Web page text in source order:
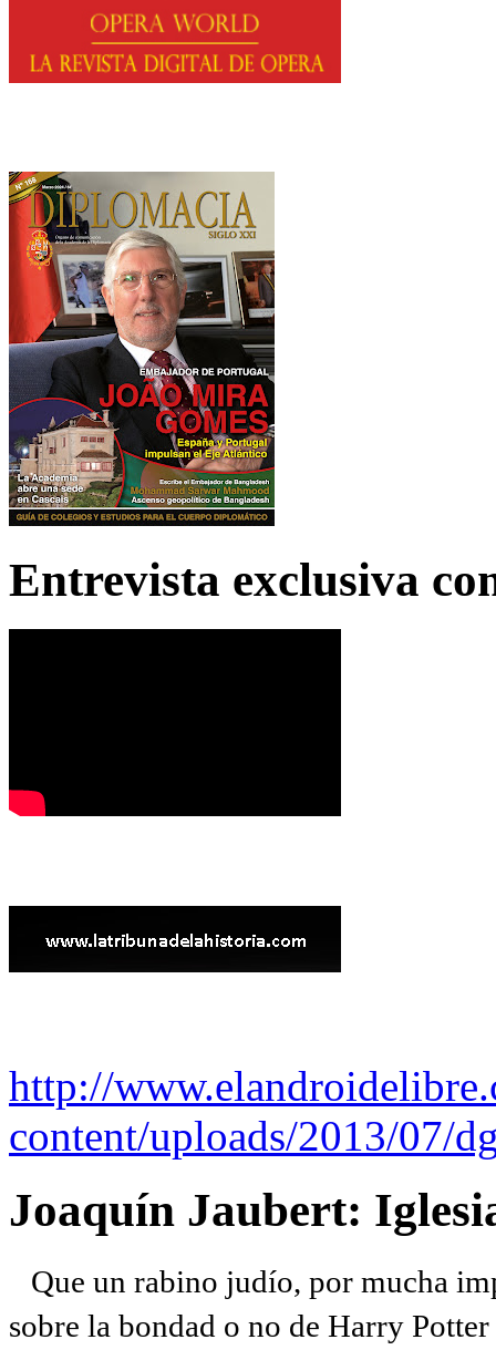
Entrevista exclusiva
http://
content/uploads/2013/07/
Joaquín Jaubert:
Que un rabino judío, por mucha
sobre la bondad o no de Harry